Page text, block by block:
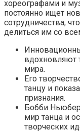
хореографами и
постоянно ищет
сотрудничества,
делиться им со
вдохновляют
мира.
Его
танцу и
признания.
Бобби
мир танца и
творческих